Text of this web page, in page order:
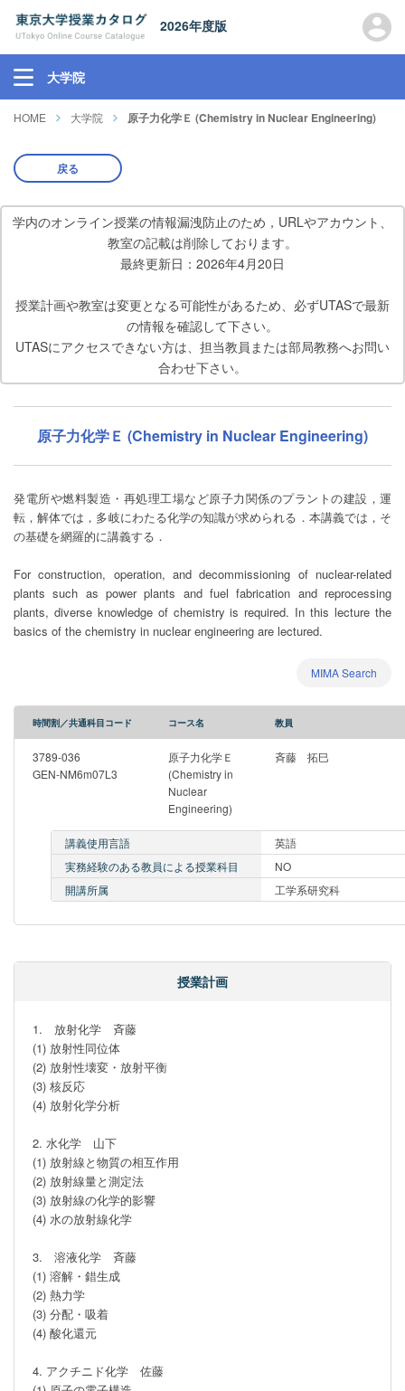
2026年度版
大学院
HOME 大学院 原子力化学Ｅ (Chemistry in Nuclear Engineering)
戻る
学内のオンライン授業の情報漏洩防止のため，URLやアカウント、
教室の記載は削除しております。
最終更新日：2026年4月20日
授業計画や教室は変更となる可能性があるため、必ずUTASで最新
の情報を確認して下さい。
UTASにアクセスできない方は、担当教員または部局教務へお問い
合わせ下さい。
原子力化学Ｅ (Chemistry in Nuclear Engineering)
発電所や燃料製造・再処理工場など原子力関係のプラントの建設，運
転，解体では，多岐にわたる化学の知識が求められる．本講義では，そ
の基礎を網羅的に講義する．
For construction, operation, and decommissioning of nuclear-related
plants such as power plants and fuel fabrication and reprocessing
plants, diverse knowledge of chemistry is required. In this lecture the
basics of the chemistry in nuclear engineering are lectured.
MIMA Search
時間割／共通科目コード コース名 教員
3789-036
GEN-NM6m07L3
原子力化学Ｅ
(Chemistry in
Nuclear
Engineering)
斉藤 拓巳
講義使用言語
英語
実務経験のある教員による授業科目
NO
開講所属
工学系研究科
授業計画
1.　放射化学　斉藤
(1) 放射性同位体
(2) 放射性壊変・放射平衡
(3) 核反応
(4) 放射化学分析
2. 水化学　山下
(1) 放射線と物質の相互作用
(2) 放射線量と測定法
(3) 放射線の化学的影響
(4) 水の放射線化学
3.　溶液化学　斉藤
(1) 溶解・錯生成
(2) 熱力学
(3) 分配・吸着
(4) 酸化還元
4. アクチニド化学　佐藤